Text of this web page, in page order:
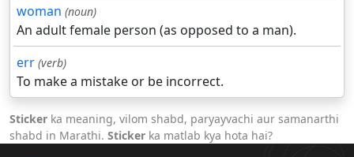
woman (noun)
An adult female person (as opposed to a man).
err (verb)
To make a mistake or be incorrect.
Sticker ka meaning, vilom shabd, paryayvachi aur samanarthi
shabd in Marathi. Sticker ka matlab kya hota hai?